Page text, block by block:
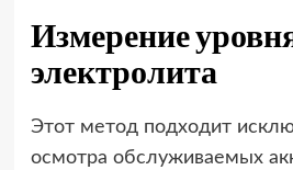
Измерение
электролита
Этот метод подходит
осмотра обслуживаемых